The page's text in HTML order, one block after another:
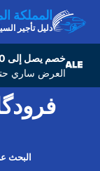
المملكة
دليل تأجير
خصم يصل إلى 20% على تأجير السيارات في جميع أنحاء العالم
العرض ساري حتى ١١ أغسطس ٢٠٢٦ - استفد منه
البحث